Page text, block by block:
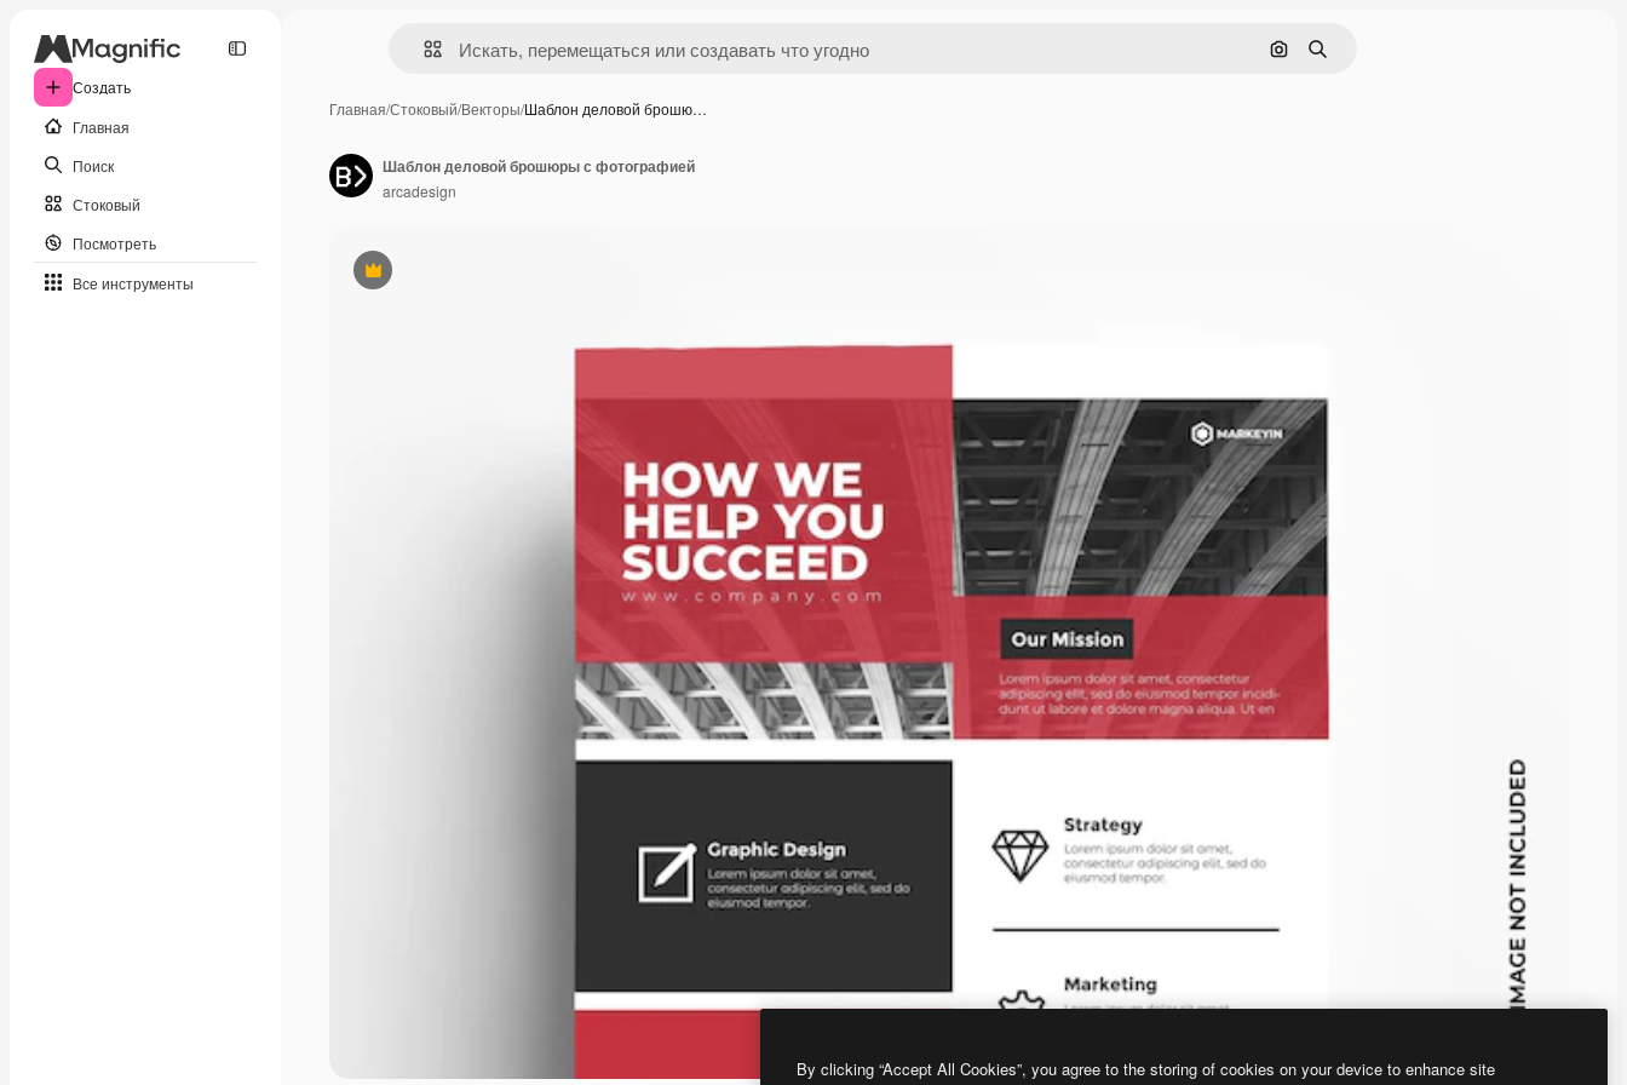
Создать
Главная
Поиск
Стоковый
Посмотреть
Все инструменты
Поиск по изображению
Поиск
Главная/Стоковый/Векторы/Шаблон деловой брошю…
Премиум
Шаблон деловой брошюры с фотографией
arcadesign
By clicking “Accept All Cookies”, you agree to the storing of cookies on your device to enhance site